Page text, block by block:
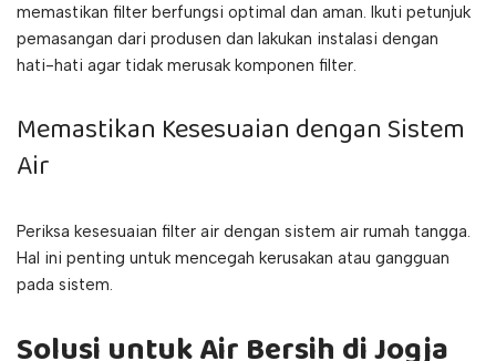
memastikan filter berfungsi optimal dan aman. Ikuti petunjuk
pemasangan dari produsen dan lakukan instalasi dengan
hati-hati agar tidak merusak komponen filter.
Memastikan Kesesuaian dengan Sistem
Air
Periksa kesesuaian filter air dengan sistem air rumah tangga.
Hal ini penting untuk mencegah kerusakan atau gangguan
pada sistem.
Solusi untuk Air Bersih di Jogja